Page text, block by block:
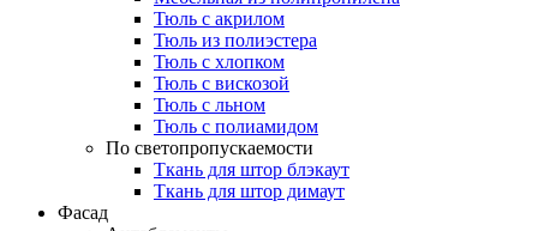
Тюль с акрилом
Тюль из полиэстера
Тюль с хлопком
Тюль с вискозой
Тюль с льном
Тюль с полиамидом
По светопропускаемости
Ткань для штор блэкаут
Ткань для штор димаут
Фасад